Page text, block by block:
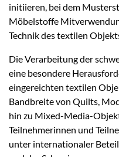
initiieren, bei dem
Möbelstoffe
Technik des textilen
Die Verarbeitung der
eine besondere
eingereichten textilen
Bandbreite von Quilts,
hin zu Mixed-Media-
Teilnehmerinnen und
unter internationaler